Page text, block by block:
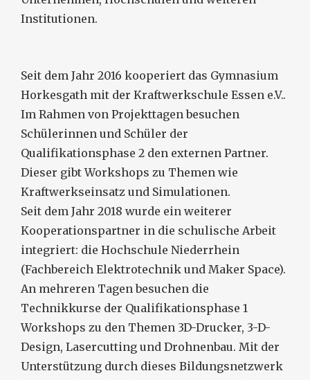
Institutionen.
Seit dem Jahr 2016 kooperiert das Gymnasium
Horkesgath mit der Kraftwerkschule Essen e.V..
Im Rahmen von Projekttagen besuchen
Schülerinnen und Schüler der
Qualifikationsphase 2 den externen Partner.
Dieser gibt Workshops zu Themen wie
Kraftwerkseinsatz und Simulationen.
Seit dem Jahr 2018 wurde ein weiterer
Kooperationspartner in die schulische Arbeit
integriert: die Hochschule Niederrhein
(Fachbereich Elektrotechnik und Maker Space).
An mehreren Tagen besuchen die
Technikkurse der Qualifikationsphase 1
Workshops zu den Themen 3D-Drucker, 3-D-
Design, Lasercutting und Drohnenbau. Mit der
Unterstützung durch dieses Bildungsnetzwerk